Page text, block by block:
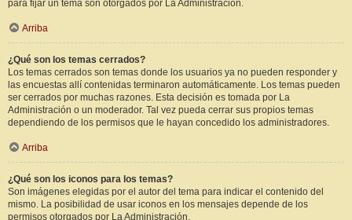
para fijar un tema son otorgados por La Administración.
Arriba
¿Qué son los temas cerrados?
Los temas cerrados son temas donde los usuarios ya no pueden responder y
las encuestas allí contenidas terminaron automáticamente. Los temas pueden
ser cerrados por muchas razones. Esta decisión es tomada por La
Administración o un moderador. Tal vez pueda cerrar sus propios temas
dependiendo de los permisos que le hayan concedido los administradores.
Arriba
¿Qué son los iconos para los temas?
Son imágenes elegidas por el autor del tema para indicar el contenido del
mismo. La posibilidad de usar iconos en los mensajes depende de los
permisos otorgados por La Administración.